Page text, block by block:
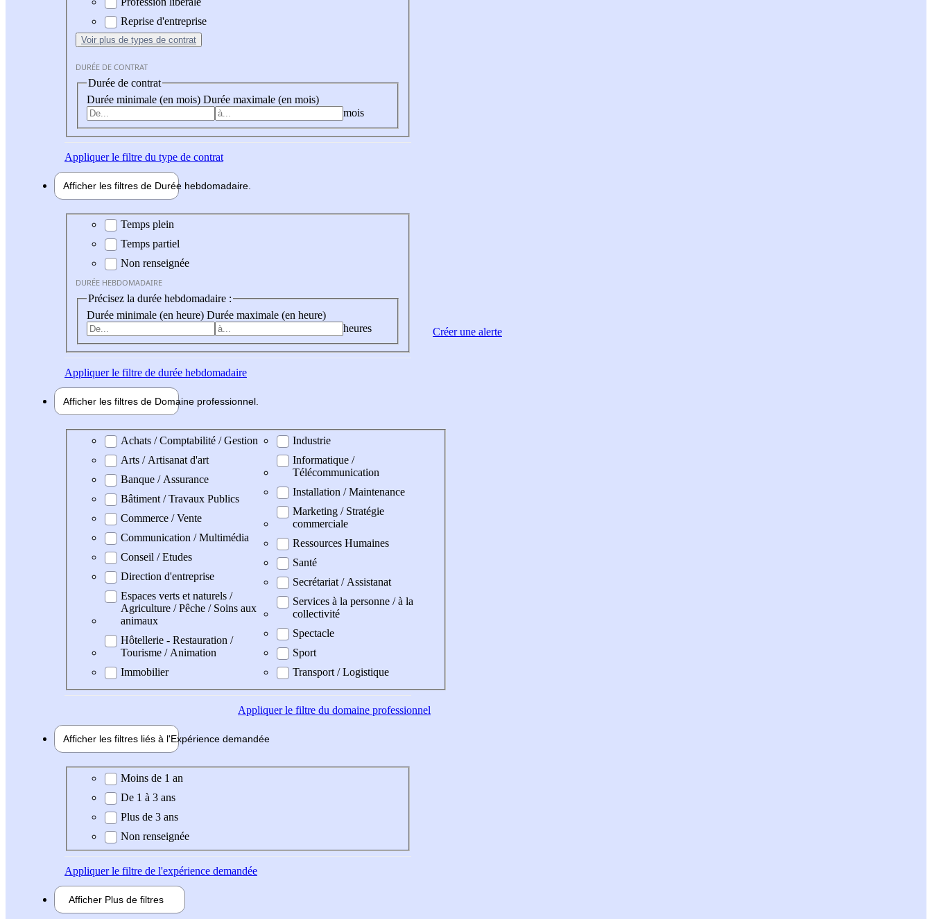
Reprise d'entreprise
Voir plus de types de contrat
DURÉE DE CONTRAT
Durée de contrat
Durée minimale (en mois) Durée maximale (en mois)
mois
Appliquerle filtre du type de contrat
Afficher les filtres de Durée hebdomadaire
Durée hebdomadaire
Temps plein
Temps partiel
Non renseignée
DURÉE HEBDOMADAIRE
Précisez la durée hebdomadaire :
Durée minimale (en heure) Durée maximale (en heure)
heures
Appliquerle filtre de durée hebdomadaire
Afficher les filtres de Domaine professionnel
Domaine professionel
Achats / Comptabilité / Gestion
Arts / Artisanat d'art
Banque / Assurance
Bâtiment / Travaux Publics
Commerce / Vente
Communication / Multimédia
Conseil / Etudes
Direction d'entreprise
Espaces verts et naturels /
Agriculture / Pêche / Soins aux
animaux
Hôtellerie - Restauration /
Tourisme / Animation
Immobilier
Industrie
Informatique /
Télécommunication
Installation / Maintenance
Marketing / Stratégie
commerciale
Ressources Humaines
Santé
Secrétariat / Assistanat
Services à la personne / à la
collectivité
Spectacle
Sport
Transport / Logistique
Appliquerle filtre du domaine professionnel
Afficher les filtres liés à l'Expérience demandée
Expérience demandée
Moins de 1 an
De 1 à 3 ans
Plus de 3 ans
Non renseignée
Appliquerle filtre de l'expérience demandée
Afficher Plus de filtres
Créer une alerte